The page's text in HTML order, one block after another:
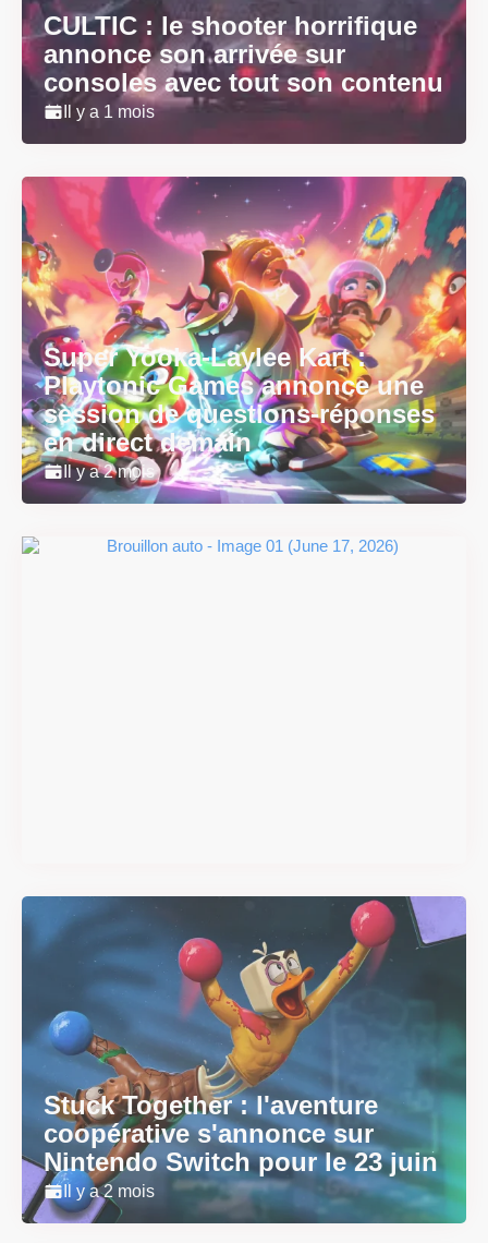
CULTIC : le shooter horrifique
annonce son arrivée sur
consoles avec tout son contenu
Il y a 1 mois
Super Yooka-Laylee Kart :
Playtonic Games annonce une
session de questions-réponses
en direct demain
Il y a 2 mois
Stuck Together : l'aventure
coopérative s'annonce sur
Nintendo Switch pour le 23 juin
Il y a 2 mois